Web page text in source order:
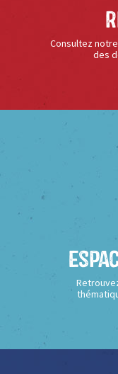
Consultez
des